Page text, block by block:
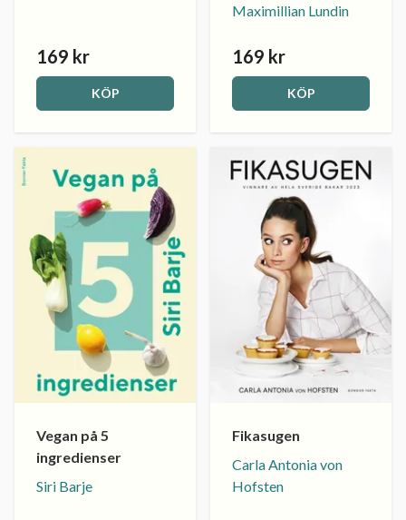
169 kr
KÖP
Maximillian Lundin
169 kr
KÖP
Vegan på 5
ingredienser
Siri Barje
Fikasugen
Carla Antonia von
Hofsten